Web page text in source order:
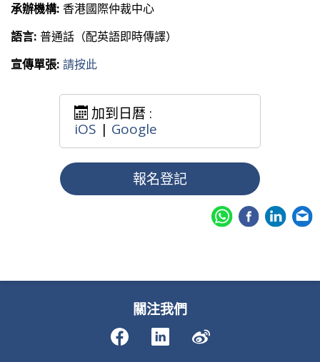
承辦機構: 香港國際仲裁中心
語言: 普通話（配英語即時傳譯）
宣傳單張: 請按此
加到日暦 :
iOS | Google
報名登記
關注我們